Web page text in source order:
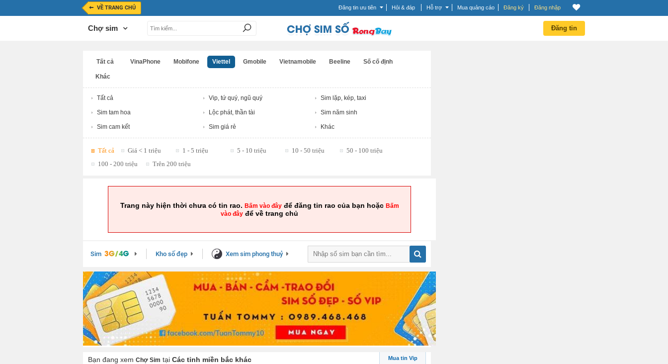
VỀ TRANG CHỦ Đăng tin ưu tiên Hỏi & đáp Hỗ trợ Mua quảng cáo Đăng ký Đăng nhập
Chợ sim Đăng tin
Tất cả VinaPhone Mobifone Viettel Gmobile Vietnamobile Beeline Số cố định
Khác
Tất cả Vip, tứ quý, ngũ quý Sim lặp, kép, taxi
Sim tam hoa Lộc phát, thần tài Sim năm sinh
Sim cam kết Sim giá rẻ Khác
Tất cả Giá < 1 triệu 1 - 5 triệu 5 - 10 triệu 10 - 50 triệu
50 - 100 triệu
100 - 200 triệu
Trên 200 triệu
Trang này hiện thời chưa có tin rao. Bấm vào đâyđể đăng tin rao của bạn hoặc Bấm
vào đây để về trang chủ
Sim Kho số đẹp Xem sim phong thuỷ
Bạn đang xem Chợ Sim tại Các tỉnh miền bắc khác Mua tin Vip